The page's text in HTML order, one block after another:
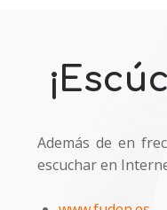
Además de en
escuchar en